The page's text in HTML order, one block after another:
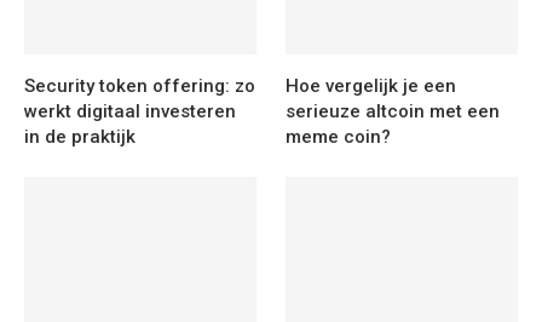
Security token offering: zo
werkt digitaal investeren
in de praktijk
Hoe vergelijk je een
serieuze altcoin met een
meme coin?